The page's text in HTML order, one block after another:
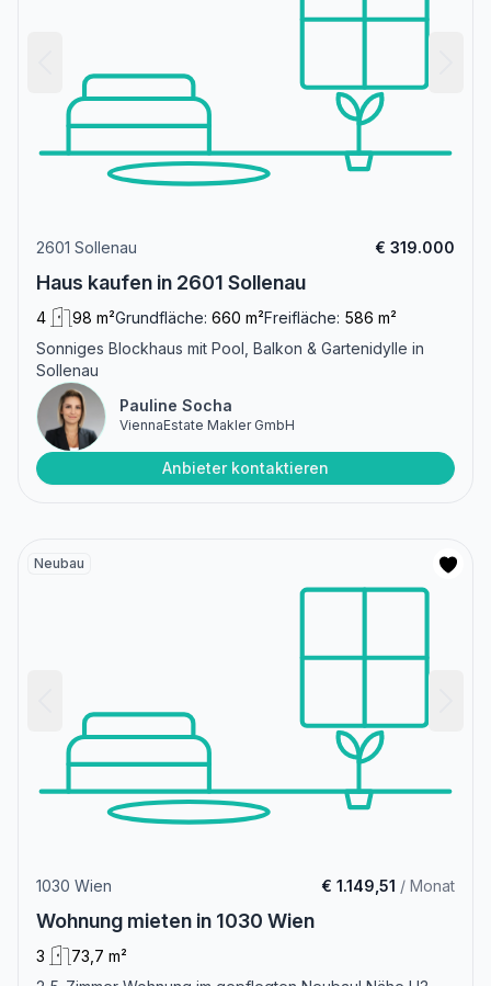
2601 Sollenau € 319.000
Haus kaufen in 2601 Sollenau
4 98 m²Grundfläche: 660 m²Freifläche: 586 m²
Sonniges Blockhaus mit Pool, Balkon & Gartenidylle in
Sollenau
Pauline Socha
ViennaEstate Makler GmbH
Anbieter kontaktieren
Neubau
1030 Wien € 1.149,51 / Monat
Wohnung mieten in 1030 Wien
3
73,7 m²